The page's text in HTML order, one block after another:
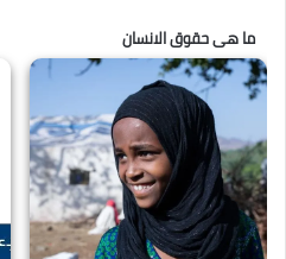
ما هى حقوق الانسان